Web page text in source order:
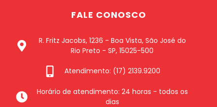
FALE CONOSCO
R. Fritz Jacobs, 1236 - Boa Vista, São José do
Rio Preto - SP, 15025-500
Atendimento: (17) 2139.9200
Horário de atendimento: 24 horas - todos os
dias